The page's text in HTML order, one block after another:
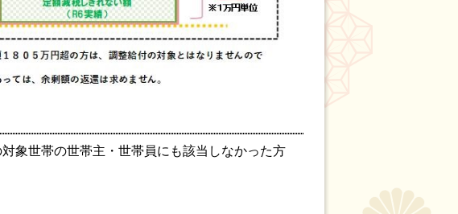
象世帯の世帯主・世帯員にも該当しなかった方